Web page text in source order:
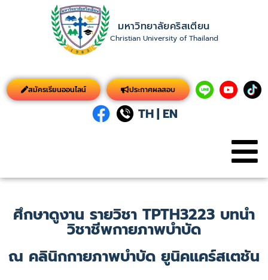
มหาวิทยาลัยคริสเตียน
Christian University of Thailand
สมัครเรียนออนไลน์ ประกาศผลสอบ
TH| EN
ศึกษาดูงาน รายวิชา TPTH3223 บทนำ
วิชาชีพกายภาพบำบัด
ณ คลินิกกายภาพบำบัด ยูนิคแคร์สเตชัน